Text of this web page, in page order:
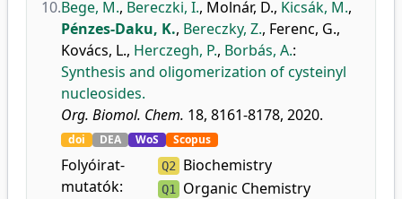
10.Bege, M., Bereczki, I., Molnár, D., Kicsák, M.,
Pénzes-Daku, K., Bereczky, Z., Ferenc, G.,
Kovács, L., Herczegh, P., Borbás, A.:
Synthesis and oligomerization of cysteinyl
nucleosides.
Org. Biomol. Chem. 18, 8161-8178, 2020.
doi DEA WoS Scopus
Folyóirat-
mutatók:
Q2 Biochemistry
Q1 Organic Chemistry